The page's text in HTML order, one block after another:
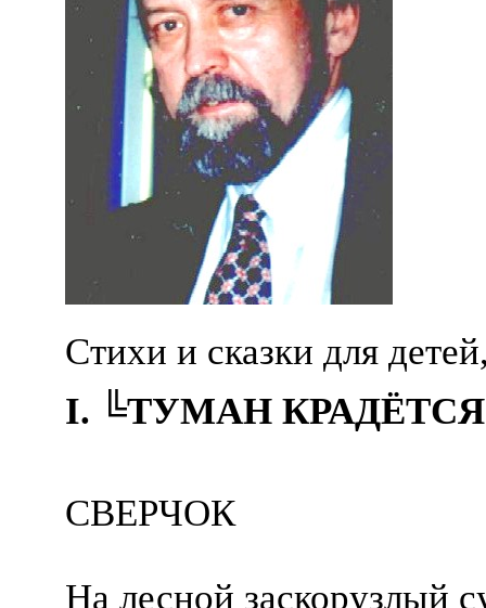
Стихи и сказки для
I. ╚ТУМАН
СВЕРЧОК
На лесной заскорузлый